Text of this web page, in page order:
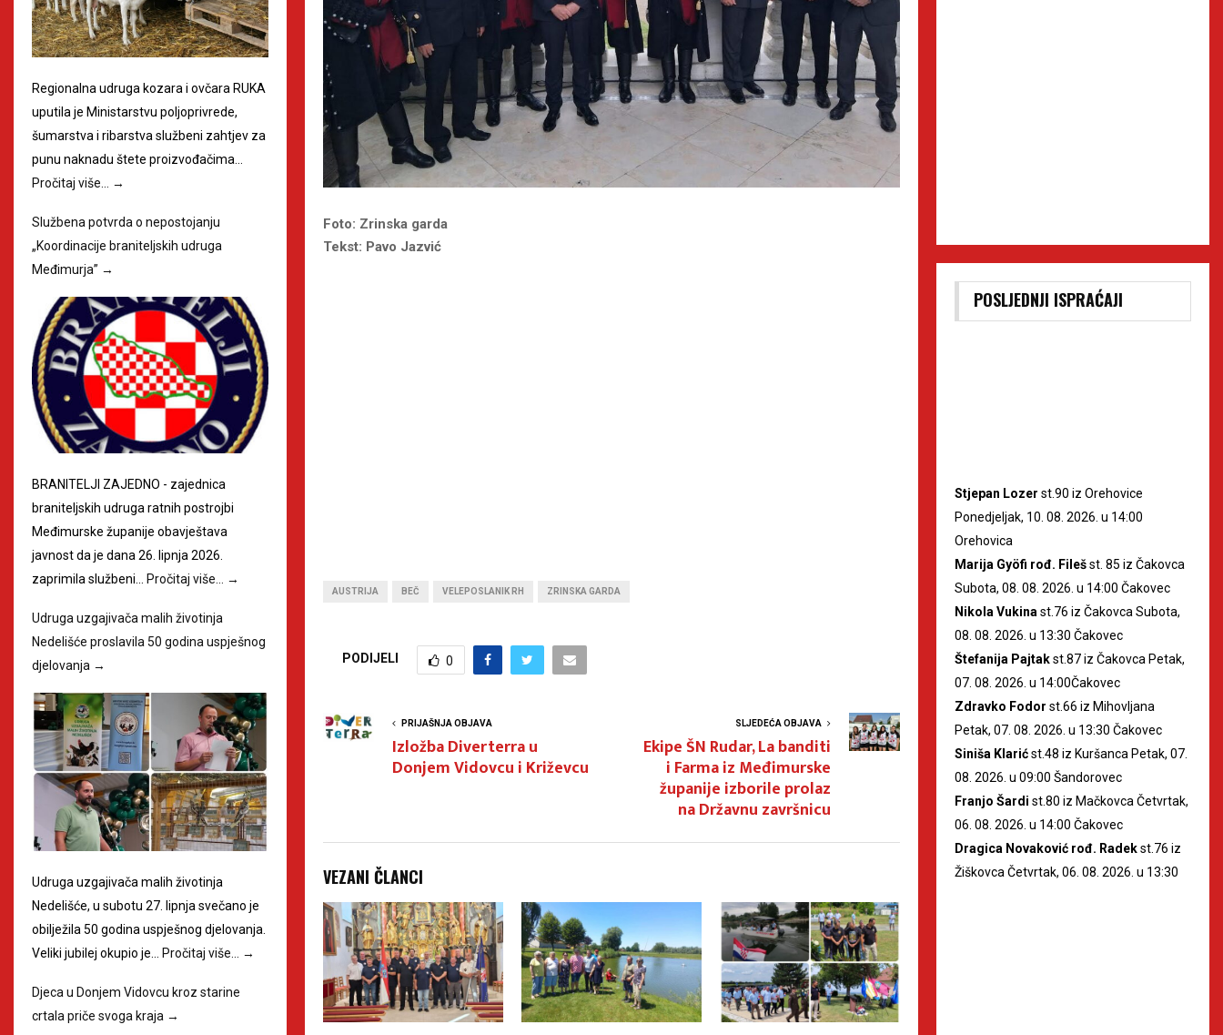
Foto: Zrinska garda
Tekst: Pavo Jazvić
AUSTRIJA BEČ VELEPOSLANIK RH ZRINSKA GARDA
PODIJELI 0
PRIJAŠNJA OBJAVA
Izložba Diverterra u
Donjem Vidovcu i Križevcu
SLJEDEĆA OBJAVA
Ekipe ŠN Rudar, La banditi
i Farma iz Međimurske
županije izborile prolaz
na Državnu završnicu
VEZANI ČLANCI
Regionalna udruga kozara i ovčara RUKA
uputila je Ministarstvu poljoprivrede,
šumarstva i ribarstva službeni zahtjev za
punu naknadu štete proizvođačima…
Pročitaj više…
→
Službena potvrda o nepostojanju
„Koordinacije braniteljskih udruga
Međimurja” →
BRANITELJI ZAJEDNO - zajednica
braniteljskih udruga ratnih postrojbi
Međimurske županije obavještava
javnost da je dana 26. lipnja 2026.
zaprimila službeni… Pročitaj više… →
Udruga uzgajivača malih životinja
Nedelišće proslavila 50 godina uspješnog
djelovanja →
Udruga uzgajivača malih životinja
Nedelišće, u subotu 27. lipnja svečano je
obilježila 50 godina uspješnog djelovanja.
Veliki jubilej okupio je… Pročitaj više… →
Djeca u Donjem Vidovcu kroz starine
crtala priče svoga kraja →
POSLJEDNJI ISPRAĆAJI
Stjepan Lozer st.90 iz Orehovice
Ponedjeljak, 10. 08. 2026. u 14:00
Orehovica
Marija Gyöfi rođ. Filešst. 85 iz Čakovca
Subota, 08. 08. 2026. u 14:00 Čakovec
Nikola Vukina st.76 iz Čakovca Subota,
08. 08. 2026. u 13:30 Čakovec
Štefanija Pajtakst.87 iz Čakovca Petak,
07. 08. 2026. u 14:00Čakovec
Zdravko Fodor st.66 iz Mihovljana
Petak, 07. 08. 2026. u 13:30 Čakovec
Siniša Klarićst.48 iz Kuršanca Petak, 07.
08. 2026. u 09:00 Šandorovec
Franjo Šardi st.80 iz Mačkovca Četvrtak,
06. 08. 2026. u 14:00 Čakovec
Dragica Novaković rođ. Radekst.76 iz
Žiškovca Četvrtak, 06. 08. 2026. u 13:30